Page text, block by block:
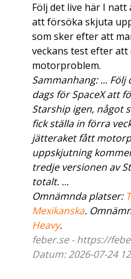
Följ det live här I natt
att försöka skjuta
som sker efter att
veckans test efter
motorproblem.
Sammanhang: ...
dags för SpaceX att
Starship igen, något
fick ställa in förra
jätteraket fått
uppskjutning
tredje versionen av
totalt. ...
Omnämnda platser:
Mexikanska.
Heavy.
feber.se - https://
Datum: 2026-07-24